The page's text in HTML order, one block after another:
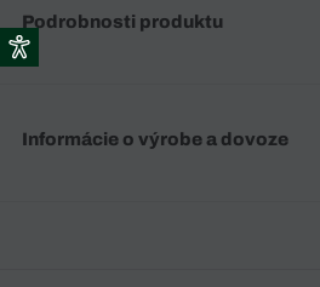
Podrobnosti produktu
Informácie o výrobe a dovoze